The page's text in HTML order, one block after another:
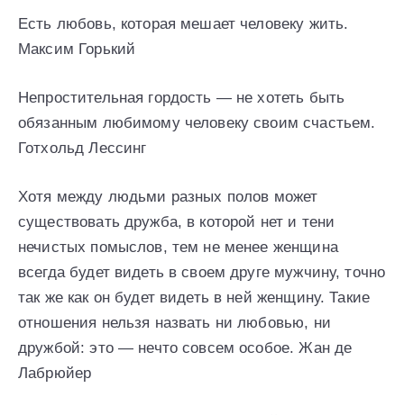
Есть любовь, которая мешает человеку жить.
Максим Горький
Непростительная гордость — не хотеть быть
обязанным любимому человеку своим счастьем.
Готхольд Лессинг
Хотя между людьми разных полов может
существовать дружба, в которой нет и тени
нечистых помыслов, тем не менее женщина
всегда будет видеть в своем друге мужчину, точно
так же как он будет видеть в ней женщину. Такие
отношения нельзя назвать ни любовью, ни
дружбой: это — нечто совсем особое. Жан де
Лабрюйер